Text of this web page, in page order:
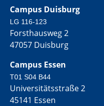
Campus Duisburg
LG 116-123
Forsthausweg 2
47057 Duisburg
Campus Essen
T01 S04 B44
Universitätsstraße 2
45141 Essen